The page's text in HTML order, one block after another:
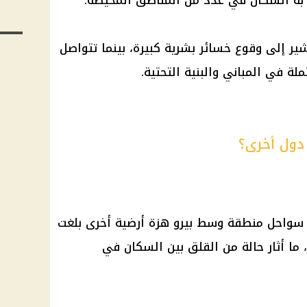
إلى وقوع خسائر بشرية كبيرة، بينما تتواصل
في المباني والبنية التحتية.
دول أخرى؟
منطقة وسط بيرو هزة أرضية أخرى بلغت
ما أثار حالة من القلق بين السكان في